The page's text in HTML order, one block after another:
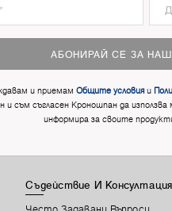
АБОНИРАЙ СЕ ЗА
и приемамОбщите условияи
и съм съгласен Кроношпан да
информира за своите
Съдействие И Консултация